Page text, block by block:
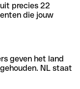
precies 22
die jouw
geven het land
NL staat